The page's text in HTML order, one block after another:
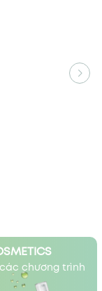
chương trình